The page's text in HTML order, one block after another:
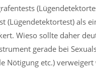
(Lügendetektortest) als
Wieso sollte daher
gerade bei
Nötigung etc.) verweigert